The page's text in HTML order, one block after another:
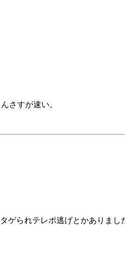
さすが速い。
ゲられテレポ逃げとかありまし